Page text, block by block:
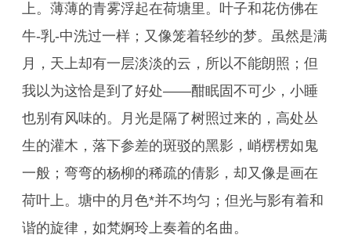
上。薄薄的青雾浮起在荷塘里。叶子和花仿佛在
牛-乳-中洗过一样；又像笼着轻纱的梦。虽然是满
月，天上却有一层淡淡的云，所以不能朗照；但
我以为这恰是到了好处——酣眠固不可少，小睡
也别有风味的。月光是隔了树照过来的，高处丛
生的灌木，落下参差的斑驳的黑影，峭楞楞如鬼
一般；弯弯的杨柳的稀疏的倩影，却又像是画在
荷叶上。塘中的月色*并不均匀；但光与影有着和
谐的旋律，如梵婀玲上奏着的名曲。